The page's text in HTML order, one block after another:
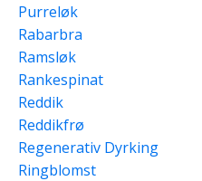
Purreløk
Rabarbra
Ramsløk
Rankespinat
Reddik
Reddikfrø
Regenerativ Dyrking
Ringblomst